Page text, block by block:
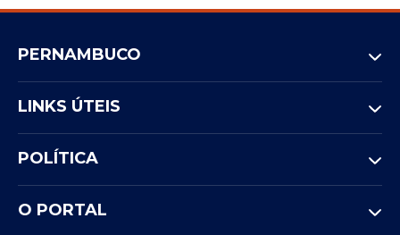
PERNAMBUCO
LINKS ÚTEIS
POLÍTICA
O PORTAL